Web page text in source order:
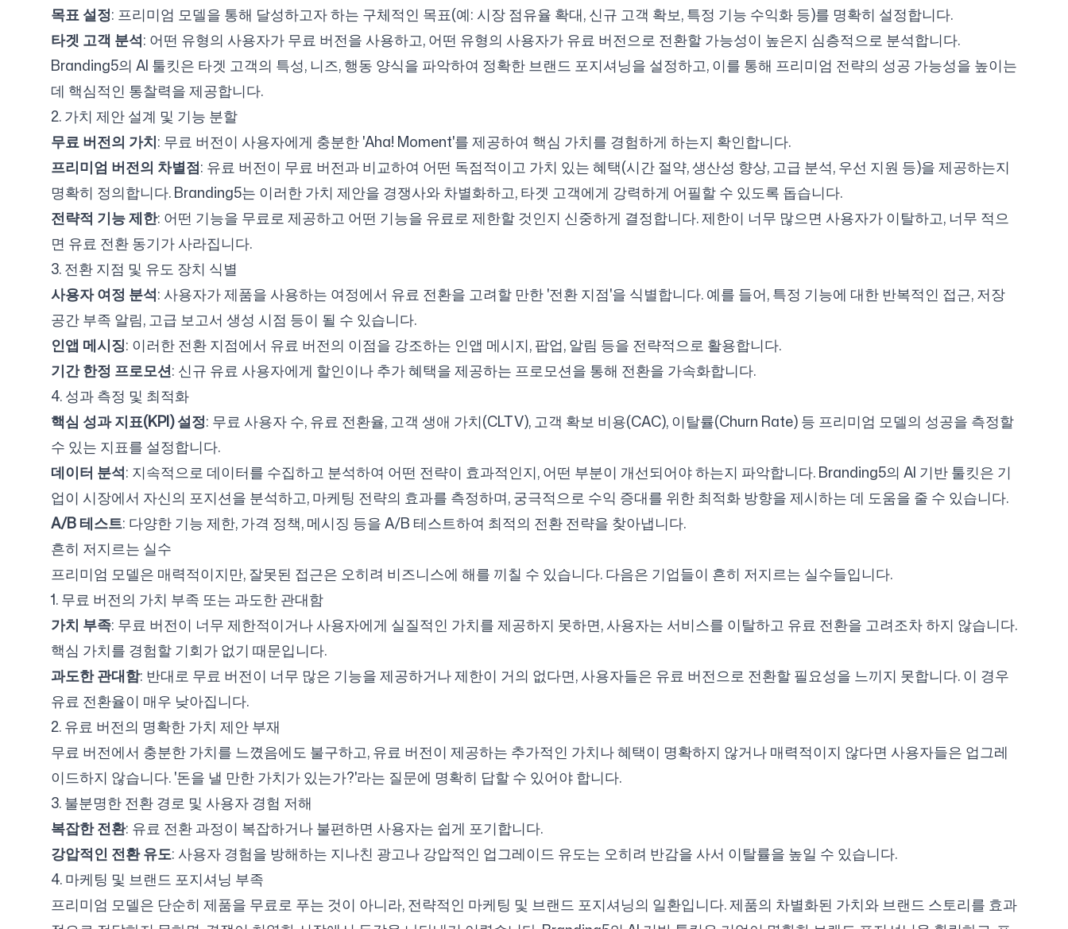
목표 설정: 프리미엄 모델을 통해 달성하고자 하는 구체적인 목표(예: 시장 점유율 확대, 신규 고객 확보, 특정 기능 수익화 등)를 명확히 설정합니다.
타겟 고객 분석: 어떤 유형의 사용자가 무료 버전을 사용하고, 어떤 유형의 사용자가 유료 버전으로 전환할 가능성이 높은지 심층적으로 분석합니다.
Branding5의 AI 툴킷은 타겟 고객의 특성, 니즈, 행동 양식을 파악하여 정확한 브랜드 포지셔닝을 설정하고, 이를 통해 프리미엄 전략의 성공 가능성을 높이는
데 핵심적인 통찰력을 제공합니다.
2. 가치 제안 설계 및 기능 분할
무료 버전의 가치: 무료 버전이 사용자에게 충분한 'Aha! Moment'를 제공하여 핵심 가치를 경험하게 하는지 확인합니다.
프리미엄 버전의 차별점: 유료 버전이 무료 버전과 비교하여 어떤 독점적이고 가치 있는 혜택(시간 절약, 생산성 향상, 고급 분석, 우선 지원 등)을 제공하는지
명확히 정의합니다. Branding5는 이러한 가치 제안을 경쟁사와 차별화하고, 타겟 고객에게 강력하게 어필할 수 있도록 돕습니다.
전략적 기능 제한: 어떤 기능을 무료로 제공하고 어떤 기능을 유료로 제한할 것인지 신중하게 결정합니다. 제한이 너무 많으면 사용자가 이탈하고, 너무 적으
면 유료 전환 동기가 사라집니다.
3. 전환 지점 및 유도 장치 식별
사용자 여정 분석: 사용자가 제품을 사용하는 여정에서 유료 전환을 고려할 만한 '전환 지점'을 식별합니다. 예를 들어, 특정 기능에 대한 반복적인 접근, 저장
공간 부족 알림, 고급 보고서 생성 시점 등이 될 수 있습니다.
인앱 메시징: 이러한 전환 지점에서 유료 버전의 이점을 강조하는 인앱 메시지, 팝업, 알림 등을 전략적으로 활용합니다.
기간 한정 프로모션: 신규 유료 사용자에게 할인이나 추가 혜택을 제공하는 프로모션을 통해 전환을 가속화합니다.
4. 성과 측정 및 최적화
핵심 성과 지표(KPI) 설정: 무료 사용자 수, 유료 전환율, 고객 생애 가치(CLTV), 고객 확보 비용(CAC), 이탈률(Churn Rate) 등 프리미엄 모델의 성공을 측정할
수 있는 지표를 설정합니다.
데이터 분석: 지속적으로 데이터를 수집하고 분석하여 어떤 전략이 효과적인지, 어떤 부분이 개선되어야 하는지 파악합니다. Branding5의 AI 기반 툴킷은 기
업이 시장에서 자신의 포지션을 분석하고, 마케팅 전략의 효과를 측정하며, 궁극적으로 수익 증대를 위한 최적화 방향을 제시하는 데 도움을 줄 수 있습니다.
A/B 테스트: 다양한 기능 제한, 가격 정책, 메시징 등을 A/B 테스트하여 최적의 전환 전략을 찾아냅니다.
흔히 저지르는 실수
프리미엄 모델은 매력적이지만, 잘못된 접근은 오히려 비즈니스에 해를 끼칠 수 있습니다. 다음은 기업들이 흔히 저지르는 실수들입니다.
1. 무료 버전의 가치 부족 또는 과도한 관대함
가치 부족: 무료 버전이 너무 제한적이거나 사용자에게 실질적인 가치를 제공하지 못하면, 사용자는 서비스를 이탈하고 유료 전환을 고려조차 하지 않습니다.
핵심 가치를 경험할 기회가 없기 때문입니다.
과도한 관대함: 반대로 무료 버전이 너무 많은 기능을 제공하거나 제한이 거의 없다면, 사용자들은 유료 버전으로 전환할 필요성을 느끼지 못합니다. 이 경우
유료 전환율이 매우 낮아집니다.
2. 유료 버전의 명확한 가치 제안 부재
무료 버전에서 충분한 가치를 느꼈음에도 불구하고, 유료 버전이 제공하는 추가적인 가치나 혜택이 명확하지 않거나 매력적이지 않다면 사용자들은 업그레
이드하지 않습니다. '돈을 낼 만한 가치가 있는가?'라는 질문에 명확히 답할 수 있어야 합니다.
3. 불분명한 전환 경로 및 사용자 경험 저해
복잡한 전환: 유료 전환 과정이 복잡하거나 불편하면 사용자는 쉽게 포기합니다.
강압적인 전환 유도: 사용자 경험을 방해하는 지나친 광고나 강압적인 업그레이드 유도는 오히려 반감을 사서 이탈률을 높일 수 있습니다.
4. 마케팅 및 브랜드 포지셔닝 부족
프리미엄 모델은 단순히 제품을 무료로 푸는 것이 아니라, 전략적인 마케팅 및 브랜드 포지셔닝의 일환입니다. 제품의 차별화된 가치와 브랜드 스토리를 효과